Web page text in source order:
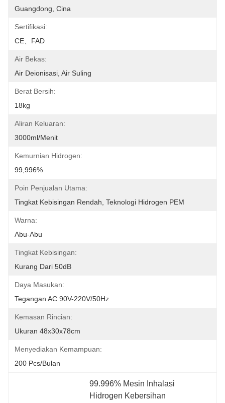
Guangdong, Cina
Sertifikasi:
CE、FAD
Air Bekas:
Air Deionisasi, Air Suling
Berat Bersih:
18kg
Aliran Keluaran:
3000ml/menit
Kemurnian Hidrogen:
99,996%
Poin Penjualan Utama:
Tingkat Kebisingan Rendah, Teknologi Hidrogen PEM
Warna:
Abu-Abu
Tingkat Kebisingan:
Kurang Dari 50dB
Daya Masukan:
Tegangan AC 90V-220V/50Hz
Kemasan Rincian:
Ukuran 48x30x78cm
Menyediakan Kemampuan:
200 Pcs/bulan
99.996% Mesin Inhalasi
Hidrogen Kebersihan